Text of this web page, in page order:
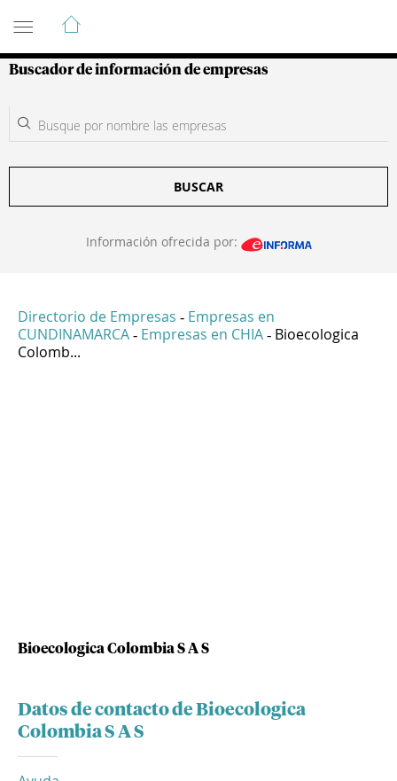
Guía de Empresas Colombianas
Buscador de información de empresas
BUSCAR
Información ofrecida por:
Directorio de Empresas - Empresas en
CUNDINAMARCA - Empresas en CHIA - Bioecologica
Colomb...
Bioecologica Colombia S A S
Datos de contacto de Bioecologica
Colombia S A S